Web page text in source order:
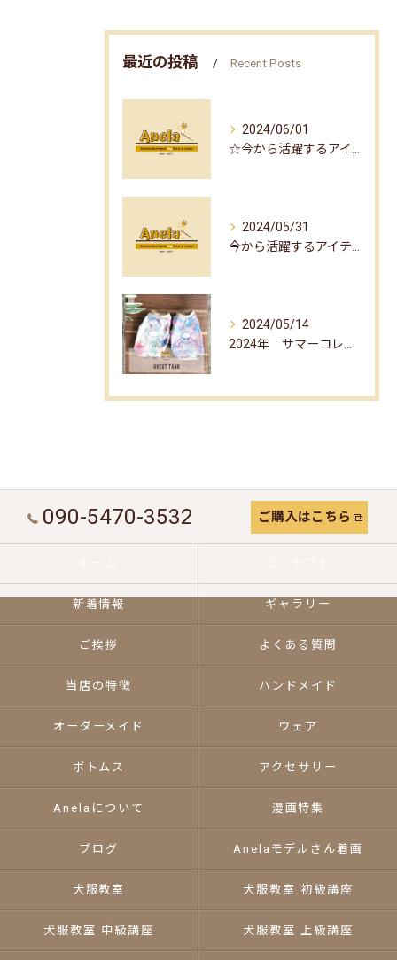
最近の投稿 Recent Posts
2024/06/01
2024/05/31
2024/05/14
090-5470-3532 ご購入はこちら
新着情報 ギャラリー
ご挨拶 よくある質問
当店の特徴 ハンドメイド
オーダーメイド ウェア
ボトムス アクセサリー
Anelaについて 漫画特集
ブログ Anelaモデルさん着画
犬服教室 犬服教室 初級講座
犬服教室 中級講座 犬服教室 上級講座